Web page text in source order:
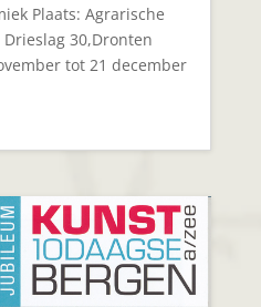
Plaats: Agrarische
30,Dronten
tot 21 december